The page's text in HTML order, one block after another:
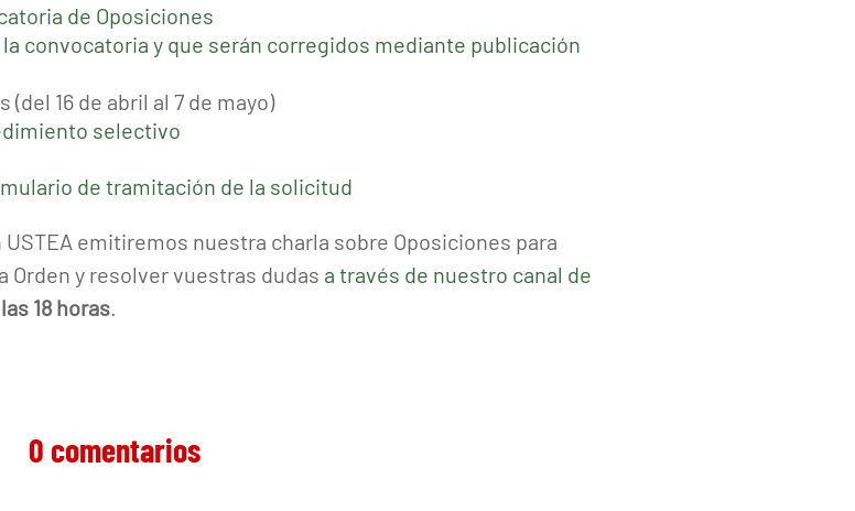
de Oposiciones
convocatoria y que serán corregidos mediante publicación
(del 16 de abril al 7 de mayo)
selectivo
de tramitación de la solicitud
USTEA emitiremos nuestra charla sobre Oposiciones para
y resolver vuestras dudas a través de nuestro canal de
18 horas
0 comentarios